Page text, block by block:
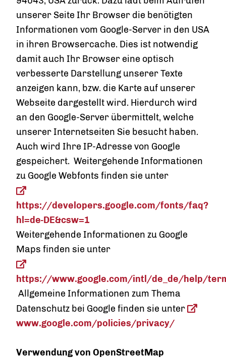
unserer Seite Ihr Browser die benötigten
Informationen vom Google-Server in den USA
in ihren Browsercache. Dies ist notwendig
damit auch Ihr Browser eine optisch
verbesserte Darstellung unserer Texte
anzeigen kann, bzw. die Karte auf unserer
Webseite dargestellt wird. Hierdurch wird
an den Google-Server übermittelt, welche
unserer Internetseiten Sie besucht haben.
Auch wird Ihre IP-Adresse von Google
gespeichert. Weitergehende Informationen
zu Google Webfonts finden sie unter
https://developers.google.com/fonts/faq?
hl=de-DE&csw=1
Weitergehende Informationen zu Google
Maps finden sie unter
https://www.google.com/intl/de_de/help/
Allgemeine Informationen zum Thema
Datenschutz bei Google finden sie unter
www.google.com/policies/privacy/
Verwendung von OpenStreetMap